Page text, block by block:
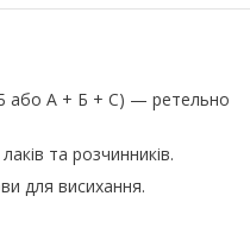
або А + Б + С) — ретельно
та розчинників.
для висихання.